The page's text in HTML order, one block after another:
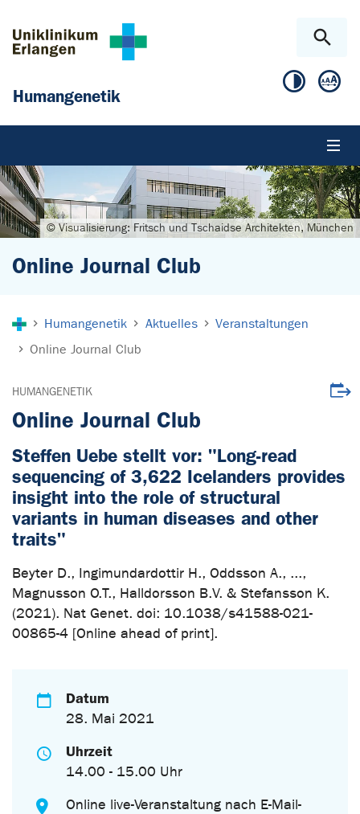
Humangenetik
© Visualisierung: Fritsch und Tschaidse Architekten, München
Online Journal Club
Humangenetik Aktuelles
Veranstaltungen
Online Journal Club
HUMANGENETIK
Online Journal Club
Steffen Uebe stellt vor: "Long-read
sequencing of 3,622 Icelanders provides
insight into the role of structural
variants in human diseases and other
traits"
Beyter D., Ingimundardottir H., Oddsson A., ...,
Magnusson O.T., Halldorsson B.V. & Stefansson K.
(2021). Nat Genet. doi: 10.1038/s41588-021-
00865-4 [Online ahead of print].
Datum
28. Mai 2021
Uhrzeit
14.00 - 15.00 Uhr
Online live-Veranstaltung nach E-Mail-